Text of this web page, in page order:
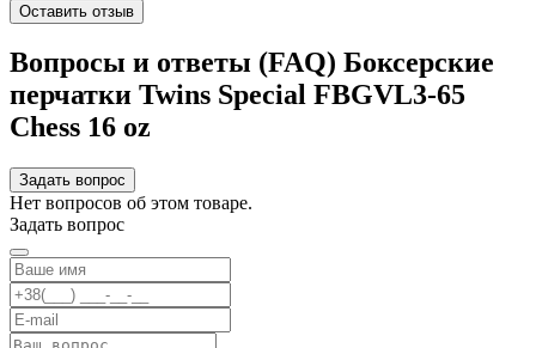
Оставить отзыв
Вопросы и ответы (FAQ) Боксерские
перчатки Twins Special FBGVL3-65
Chess 16 oz
Задать вопрос
Нет вопросов об этом товаре.
Задать вопрос